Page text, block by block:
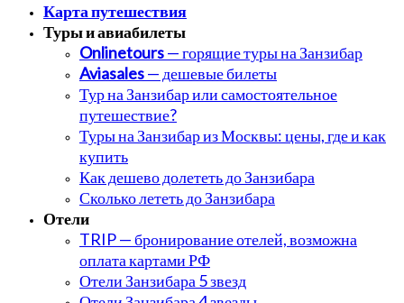
Карта путешествия
Туры и авиабилеты
Onlinetours— горящие туры на Занзибар
Aviasales— дешевые билеты
Тур на Занзибар или самостоятельное
путешествие?
Туры на Занзибар из Москвы: цены, где и как
купить
Как дешево долететь до Занзибара
Сколько лететь до Занзибара
Отели
TRIP — бронирование отелей, возможна
оплата картами РФ
Отели Занзибара 5 звезд